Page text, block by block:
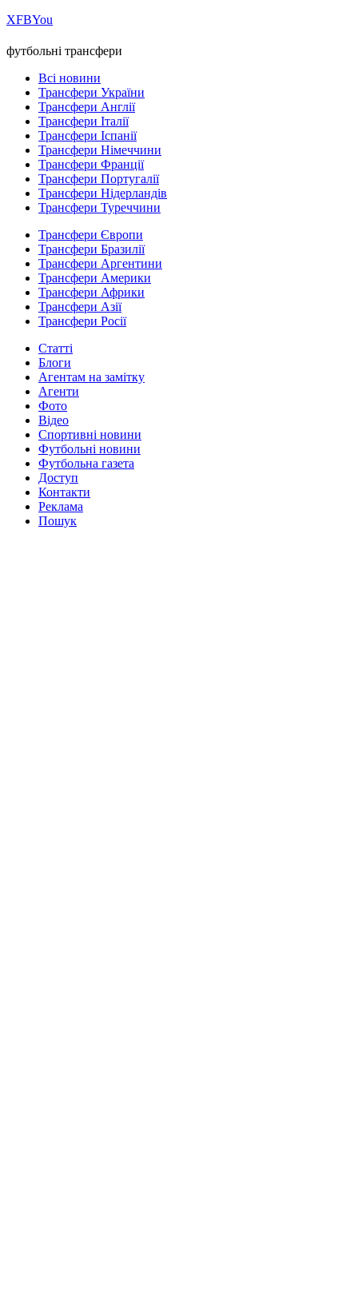
ХFBYou
футбольні трансфери
Всі новини
Трансфери України
Трансфери Англії
Трансфери Італії
Трансфери Іспанії
Трансфери Німеччини
Трансфери Франції
Трансфери Португалії
Трансфери Нідерландів
Трансфери Туреччини
Трансфери Європи
Трансфери Бразилії
Трансфери Аргентини
Трансфери Америки
Трансфери Африки
Трансфери Азії
Трансфери Росії
Статті
Блоги
Агентам на замітку
Агенти
Фото
Відео
Спортивні новини
Футбольні новини
Футбольна газета
Доступ
Контакти
Реклама
Пошук